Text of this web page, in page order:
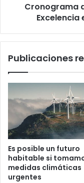
Cronograma
Publicaciones
Es posible un futuro
habitable si
medidas climáticas
urgentes